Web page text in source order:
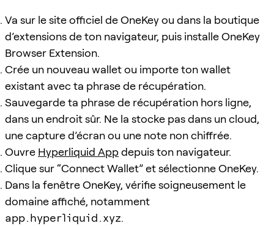
Va sur le site officiel de OneKey ou dans la boutique
d’extensions de ton navigateur, puis installe OneKey
Browser Extension.
Crée un nouveau wallet ou importe ton wallet
existant avec ta phrase de récupération.
Sauvegarde ta phrase de récupération hors ligne,
dans un endroit sûr. Ne la stocke pas dans un cloud,
une capture d’écran ou une note non chiffrée.
Ouvre Hyperliquid Appdepuis ton navigateur.
Clique sur “Connect Wallet” et sélectionne OneKey.
Dans la fenêtre OneKey, vérifie soigneusement le
domaine affiché, notamment
app.hyperliquid.xyz.